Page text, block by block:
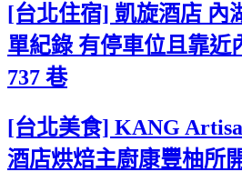
[台北住宿] 凱旋酒店 內
單紀錄 有停車位且靠近
737 巷
[台北美食] KANG
酒店烘焙主廚康豐柚所